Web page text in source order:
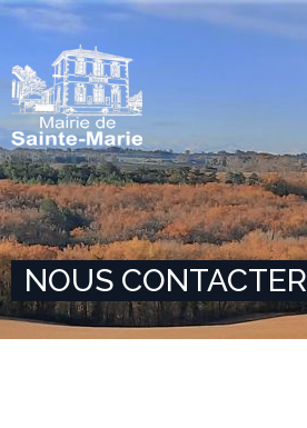
NOUS CONTACTER